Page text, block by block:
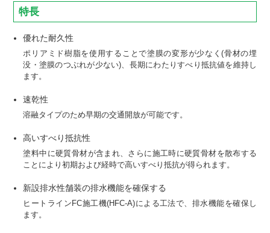
特長
優れた耐久性
ポリアミド樹脂を使用することで塗膜の変形が少なく(骨材の埋
没・塗膜のつぶれが少ない)、長期にわたりすべり抵抗値を維持し
ます。
速乾性
溶融タイプのため早期の交通開放が可能です。
高いすべり抵抗性
塗料中に硬質骨材が含まれ、さらに施工時に硬質骨材を散布する
ことにより初期および経時で高いすべり抵抗が得られます。
新設排水性舗装の排水機能を確保する
ヒートラインFC施工機(HFC-A)による工法で、排水機能を確保し
ます。